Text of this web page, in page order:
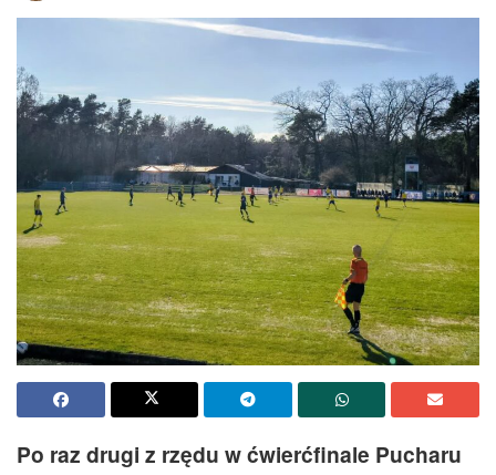
Po raz drugi z rzędu w ćwierćfinale Pucharu